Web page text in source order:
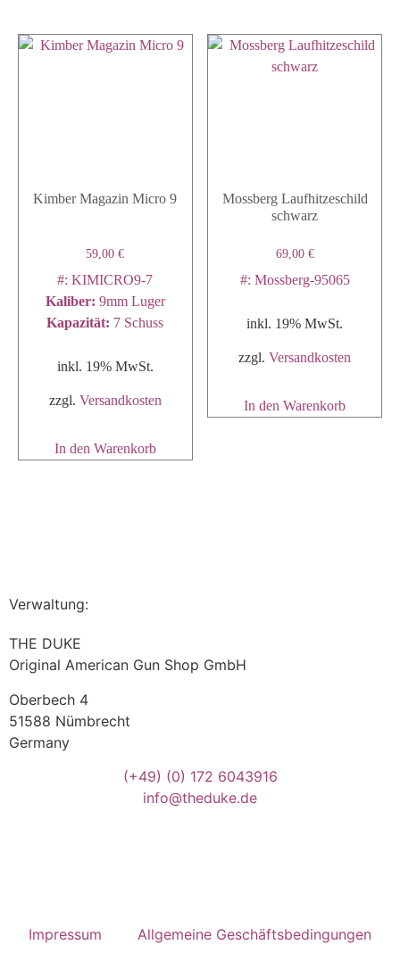
Kimber Magazin Micro 9
59,00€
#: KIMICRO9-7
Kaliber: 9mm Luger
Kapazität: 7 Schuss
inkl. 19% MwSt.
zzgl. Versandkosten
In den Warenkorb
Mossberg Laufhitzeschild
schwarz
69,00 €
#: Mossberg-95065
inkl. 19% MwSt.
zzgl.Versandkosten
In den Warenkorb
Verwaltung:
THE DUKE
Original American Gun Shop GmbH
Oberbech 4
51588 Nümbrecht
Germany
(+49) (0) 172 6043916
info@theduke.de
Impressum Allgemeine Geschäftsbedingungen